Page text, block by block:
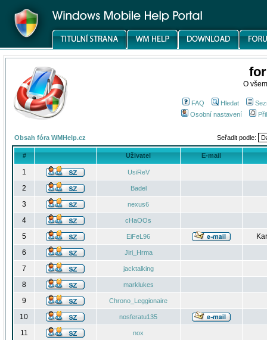
O
FAQ Hledat
Osobní nastavení
Obsah fóra WMHelp.cz Seřadit podle:
# Uživatel E-mail
1 UsiReV
2 Badel
3 nexus6
4 cHaOOs
5 EiFeL96
6
Jiri_Hrma
7 jacktalking
8 marklukes
9 Chrono_Leggionaire
10 nosferatu135
11 nox